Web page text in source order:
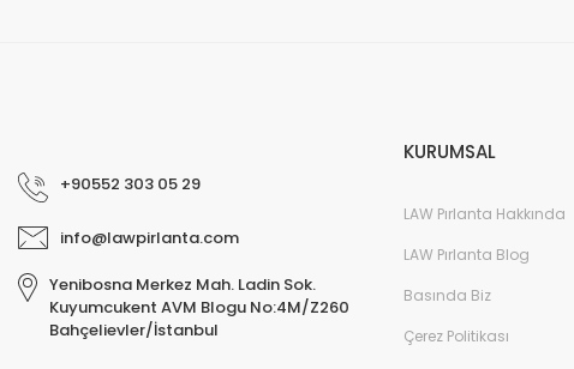
+90552 303 05 29
info@lawpirlanta.com
Yenibosna Merkez Mah. Ladin Sok.
Kuyumcukent AVM Blogu No:4M/Z260
Bahçelievler/İstanbul
KURUMSAL
LAW Pırlanta Hakkında
LAW Pırlanta Blog
Basında Biz
Çerez Politikası